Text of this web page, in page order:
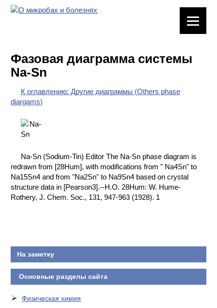
ХИМИЧЕСКАЯ
ПОСУДА
ВРЕДНЫЕ
ФАКТОРЫ
ХИМИЯ НА
ПРОИЗВОДСТВЕ
И ХИМИЧЕСКАЯ
Фазовая диаграмма системы
Na-Sn
К оглавлению: Другие диаграммы (Others phase
diargams)
Na-Sn (Sodium-Tin) Editor The Na-Sn phase diagram is
redrawn from [28Hum], with modifications from " Na4Sn" to
Na15Sn4 and from "Na2Sn" to Na9Sn4 based on crystal
structure data in [Pearson3].--H.O. 28Hum: W. Hume-
Rothery, J. Chem. Soc., 131, 947-963 (1928). 1
На заметку
Основные разделы сайта
Физическая химия